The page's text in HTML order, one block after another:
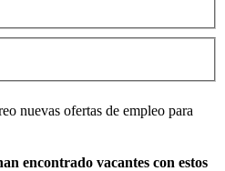
nuevas ofertas de empleo para
encontrado vacantes con estos